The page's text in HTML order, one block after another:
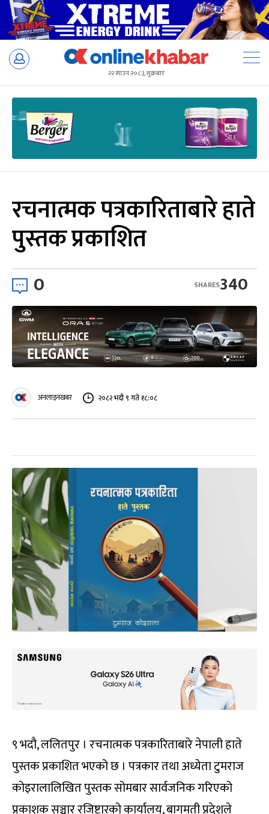
Skip
२२ साउन २०८३, शुक्रबार
रचनात्मक पत्रकारिताबारे हाते
पुस्तक प्रकाशित
0 340
SHARES
अनलाइनखबर २०८२ भदौ ९ गते १८:०८
९ भदौ, ललितपुर । रचनात्मक पत्रकारिताबारे नेपाली हाते
पुस्तक प्रकाशित भएको छ । पत्रकार तथा अध्येता टुमराज
कोइरालालिखित पुस्तक सोमबार सार्वजनिक गरिएको
प्रकाशक सञ्चार रजिष्ट्रारको कार्यालय, बागमती प्रदेशले